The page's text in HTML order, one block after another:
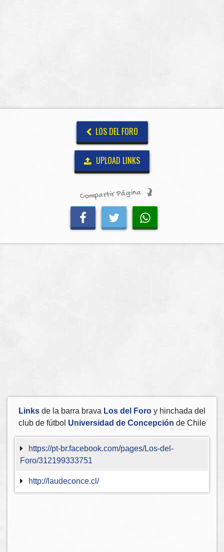
LOS DEL FORO
UPLOAD LINKS
Compartir Página
Links de la barra brava Los del Foro y hinchada del
club de fútbol Universidad de Concepción de Chile
https://pt-br.facebook.com/pages/Los-del-
Foro/312199333751
http://laudeconce.cl/